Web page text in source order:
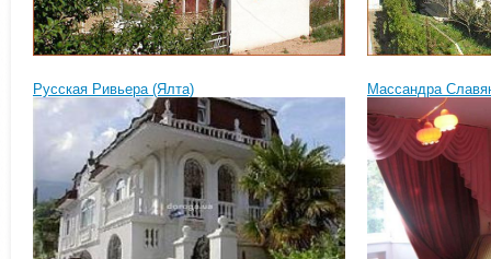
Русская Ривьера (Ялта) Массандра